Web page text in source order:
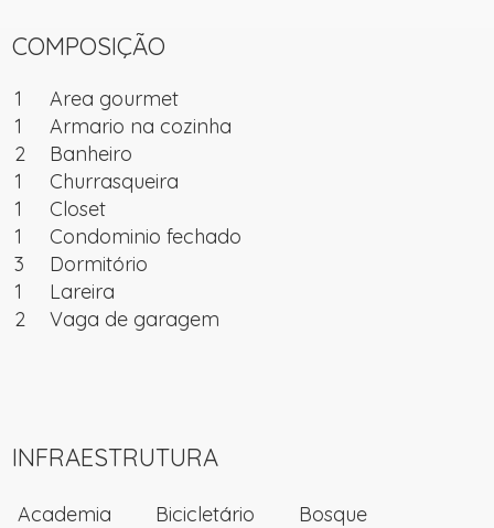
COMPOSIÇÃO
1
Area gourmet
1
Armario na cozinha
2
Banheiro
1
Churrasqueira
1
Closet
1
Condominio fechado
3
Dormitório
1
Lareira
2
Vaga de garagem
INFRAESTRUTURA
Academia Bicicletário
Bosque